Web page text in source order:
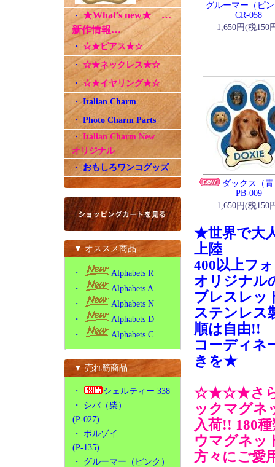
・★What's new★ …
新作情報…
・ ☆★ピアス★☆
・ ☆★ネックレス★☆
・☆★イヤリング★☆
・Italian Charm
・Photo Charm Parts
・ Italian Charm New
オリジナル
・ おもしろワンコグッズ
▼ オススメ商品
・
Alphabets R
・
Alphabets A
・
Alphabets N
・
Alphabets D
・
Alphabets C
▼ 売れ筋商品
・
シェルティー 338
・ シバ（柴）
(P-027)
・ ボルゾイ
(P-135)
・ グルーマー（ピンク）
グルーマー（ピ
CR-058
1,650円(税150
ダックス
PB-009
1,650円(税150
★世界で大
上陸
400以上フ
オリジナル
ブレスレッ
ステンレス
順は自由!!
コーディネ
きを★
☆★☆★さら
ックマグネ
入荷!! 180
ウマグネッ
方々にご